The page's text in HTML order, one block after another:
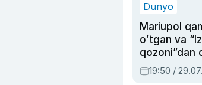
Dunyo
Mariupol
oʻtgan va
qozoni”dan
qahramon —
armiyasi bosh
19:50 /